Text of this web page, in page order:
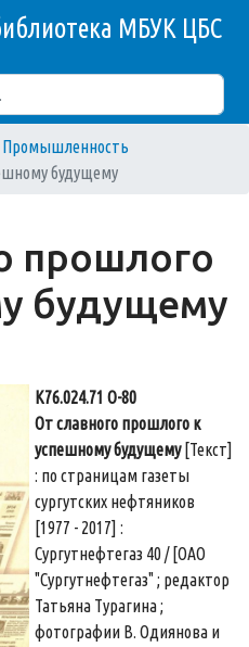
МБУК ЦБС
Промышленность
будущему
прошлого
будущему
К76.024.71 О-80
От славного прошлого к
успешному будущему[Текст]
: по страницам газеты
сургутских нефтяников
[1977 - 2017] :
Сургутнефтегаз 40 / [ОАО
"Сургутнефтегаз" ; редактор
Татьяна Турагина ;
фотографии В. Одиянова и